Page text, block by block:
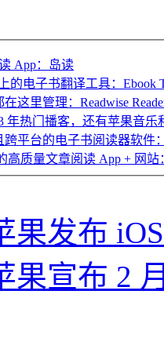
App：岛读
的电子书翻译工具：Ebook
这里管理：Readwise
年热门播客，还有苹果音乐
平台的电子书阅读器软件
高质量文章阅读 App + 网站
果发布
果宣布 2